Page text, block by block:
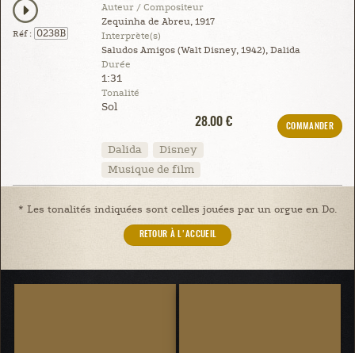
Réf : 0238B
Auteur / Compositeur
Zequinha de Abreu, 1917
Interprète(s)
Saludos Amigos (Walt Disney, 1942), Dalida
Durée
1:31
Tonalité
Sol
28.00 €
COMMANDER
Dalida
Disney
Musique de film
* Les tonalités indiquées sont celles jouées par un orgue en Do.
RETOUR À L'ACCUEIL